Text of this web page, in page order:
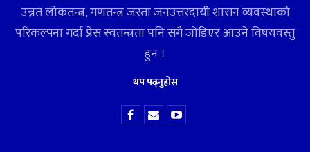
उन्नत लोकतन्त्र, गणतन्त्र जस्ता जनउत्तरदायी शासन व्यवस्थाको
परिकल्पना गर्दा प्रेस स्वतन्त्रता पनि संगै जोडिएर आउने विषयवस्तु
हुन ।
थप पढ्नुहोस